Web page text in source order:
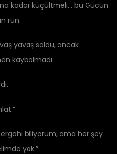
kadar küçültmeli… bu Gücün
rün.
yavaş soldu, ancak
kaybolmadı.
biliyorum, ama her şey
yok.”